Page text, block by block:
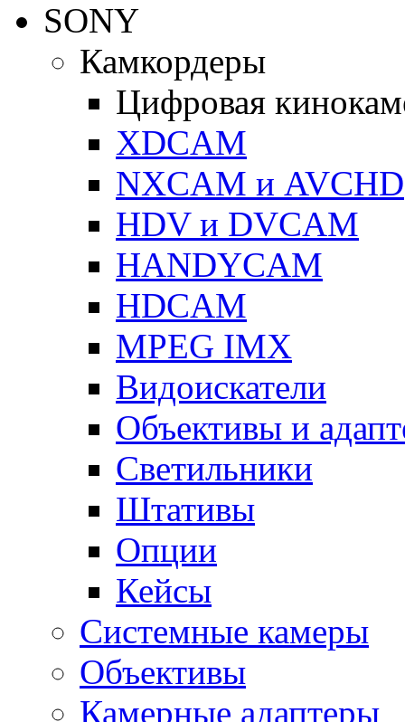
SONY
Камкордеры
Цифровая
XDCAM
NXCAM и AVCHD
HDV и DVCAM
HANDYCAM
HDCAM
MPEG IMX
Видоискатели
Объективы и
Светильники
Штативы
Опции
Кейсы
Системные камеры
Объективы
Камерные адаптеры